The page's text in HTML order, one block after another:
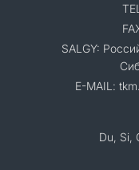
SALGY:
E-MAIL:
Du, Si,